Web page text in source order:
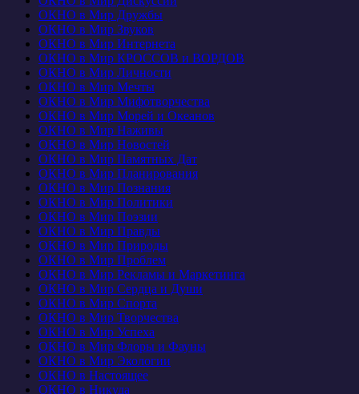
ОКНО в Мир Дружбы
ОКНО в Мир Звуков
ОКНО в Мир Интернета
ОКНО в Мир КРОССОВ и ВОРДОВ
ОКНО в Мир Личности
ОКНО в Мир Мечты
ОКНО в Мир Мифотворчества
ОКНО в Мир Морей и Океанов
ОКНО в Мир Наживы
ОКНО в Мир Новостей
ОКНО в Мир Памятных Дат
ОКНО в Мир Планирования
ОКНО в Мир Познания
ОКНО в Мир Политики
ОКНО в Мир Поэзии
ОКНО в Мир Правды
ОКНО в Мир Природы
ОКНО в Мир Проблем
ОКНО в Мир Рекламы и Маркетинга
ОКНО в Мир Сердца и Души
ОКНО в Мир Спорта
ОКНО в Мир Творчества
ОКНО в Мир Успеха
ОКНО в Мир Флоры и Фауны
ОКНО в Мир Экологии
ОКНО в Настоящее
ОКНО в Никуда